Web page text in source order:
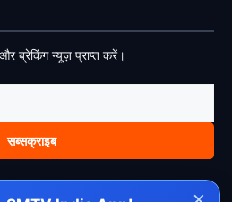
ब्रेकिंग न्यूज़ प्राप्त करें।
सब्सक्राइब